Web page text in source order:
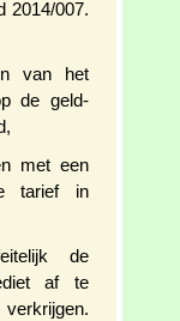
2014/007.
van het
de geld-
met een
tarief in
de
af te